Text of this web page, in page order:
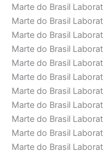
Marte do Brasil
Marte do Brasil
Marte do Brasil
Marte do Brasil
Marte do Brasil
Marte do Brasil
Marte do Brasil
Marte do Brasil
Marte do Brasil
Marte do Brasil
Marte do Brasil